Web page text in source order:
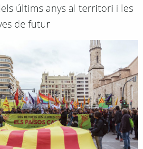
últims anys al territori i les
de futur